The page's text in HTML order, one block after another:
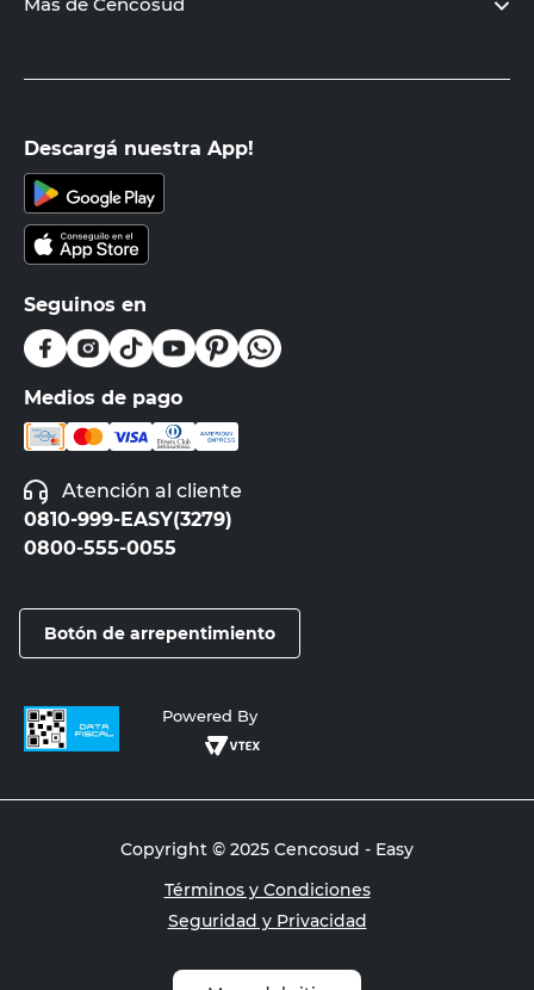
Más de Cencosud
Descargá nuestra App!
Seguinos en
Medios de pago
Atención al cliente
0810-999-EASY(3279)
0800-555-0055
Botón de arrepentimiento
Powered By
Copyright © 2025 Cencosud - Easy
Términos y Condiciones
Seguridad y Privacidad